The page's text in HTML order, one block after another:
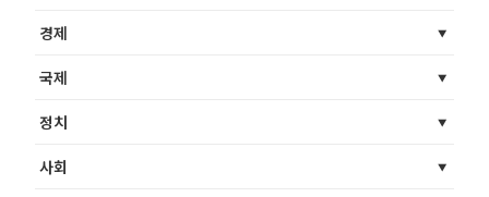
경제
국제
정치
사회